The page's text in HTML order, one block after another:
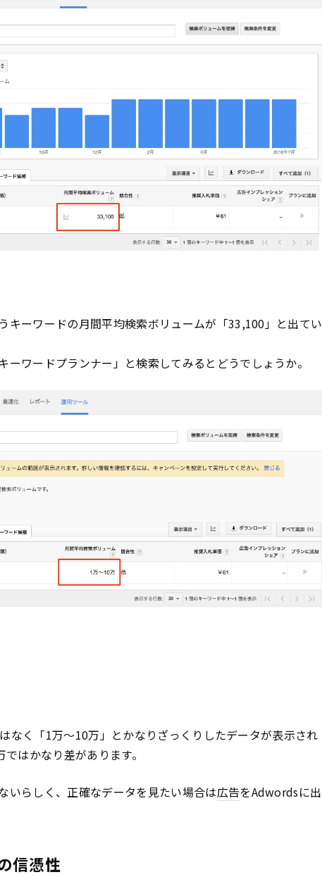
キーワードの月間平均検索ボリュームが「33,100」と出てい
ーワードプランナー」と検索してみるとどうでしょうか。
なく「1万〜10万」とかなりざっくりしたデータが表示され
はかなり差があります。
いらしく、正確なデータを見たい場合は広告をAdwordsに出
信憑性